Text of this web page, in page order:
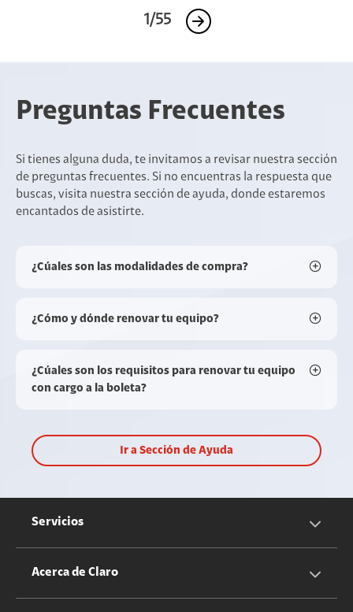
1/55
Preguntas Frecuentes
Si tienes alguna duda, te invitamos a revisar nuestra sección
de preguntas frecuentes. Si no encuentras la respuesta que
buscas, visita nuestra sección de ayuda, donde estaremos
encantados de asistirte.
¿Cúales son las modalidades de compra?
¿Cómo y dónde renovar tu equipo?
¿Cúales son los requisitos para renovar tu equipo
con cargo a la boleta?
Ir a Sección de Ayuda
Servicios
Servicios Móviles
Acerca de Claro